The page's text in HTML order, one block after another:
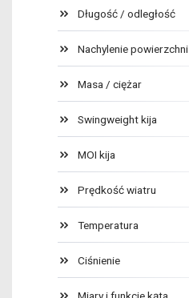
Długość / odległość
Nachylenie powierzchni
Masa / ciężar
Swingweight kija
MOI kija
Prędkość wiatru
Temperatura
Ciśnienie
Miary i funkcje kąta